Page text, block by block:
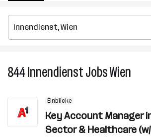
844InnendienstJobsWien
Wien
Einblicke
Key Account Manager
Sector & Healthcare